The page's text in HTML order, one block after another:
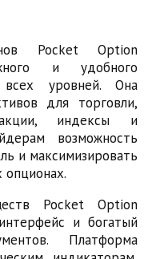
Pocket Option
и удобного
уровней. Она
для торговли,
индексы и
возможность
и максимизировать
опционах.
Pocket Option
и богатый
Платформа